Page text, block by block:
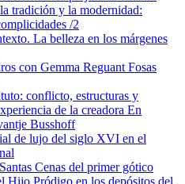
tradición y la modernidad:
/2
La belleza en los márgenes
con Gemma Reguant Fosas
conflicto, estructuras y
de la creadora En
Busshoff
de lujo del siglo XVI en el
Cenas del primer gótico
Hijo Pródigo en los depósitos del